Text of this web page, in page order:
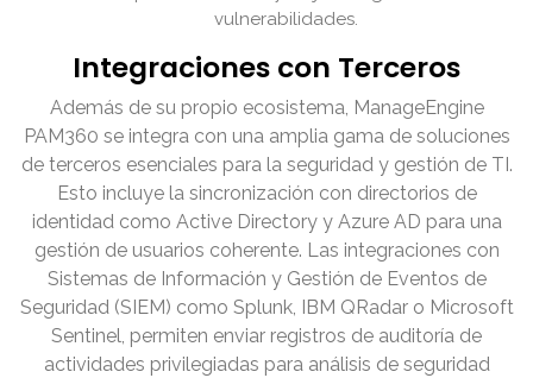
vulnerabilidades.
Integraciones con Terceros
Además de su propio ecosistema, ManageEngine
PAM360 se integra con una amplia gama de soluciones
de terceros esenciales para la seguridad y gestión de TI.
Esto incluye la sincronización con directorios de
identidad como Active Directory y Azure AD para una
gestión de usuarios coherente. Las integraciones con
Sistemas de Información y Gestión de Eventos de
Seguridad (SIEM) como Splunk, IBM QRadar o Microsoft
Sentinel, permiten enviar registros de auditoría de
actividades privilegiadas para análisis de seguridad